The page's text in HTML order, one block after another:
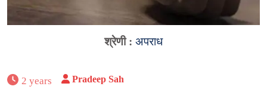
श्रेणी : अपराध
2 years Pradeep Sah